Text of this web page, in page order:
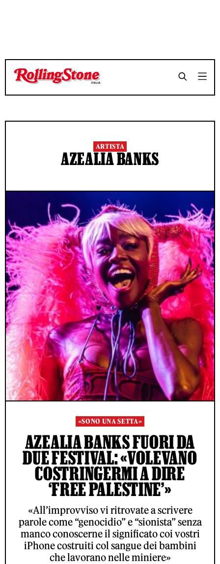
ARTISTA
AZEALIA BANKS
«SONO UNA SETTA»
AZEALIA BANKS FUORI DA
DUE FESTIVAL: «VOLEVANO
COSTRINGERMI A DIRE
‘FREE PALESTINE’»
«All’improvviso vi ritrovate a scrivere
parole come “genocidio” e “sionista” senza
manco conoscerne il significato coi vostri
iPhone costruiti col sangue dei bambini
che lavorano nelle miniere»